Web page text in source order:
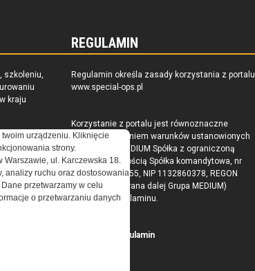
szkoleniu,
kraju
REGULAMIN
Regulamin określa zasady korzystania z portalu
www.special-ops.pl
Korzystanie z portalu jest równoznaczne
z zaakceptowaniem warunków ustanowionych
przez Grupa MEDIUM Spółka z ograniczoną
odpowiedzialnością Spółka komandytowa, nr
KRS: 0000537655, NIP 1132860378, REGON
146393437 (zwana dalej Grupa MEDIUM)
w postaci Regulaminu.
Przeczytaj regulamin
urządzeniu. Kliknięcie
strony.
Warszawie, ul. Karczewska 18.
analizy ruchu oraz dostosowania
przetwarzamy w celu
o przetwarzaniu danych